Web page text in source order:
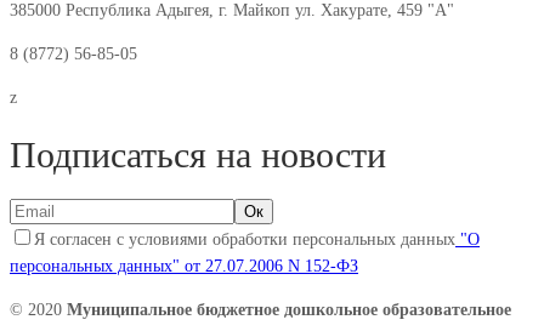
385000 Республика Адыгея, г. Майкоп ул. Хакурате, 459 "А"
8 (8772) 56-85-05
z
Подписаться на новости
Я согласен с условиями обработки персональных данных "О
персональных данных" от 27.07.2006 N 152-ФЗ
© 2020 Муниципальное бюджетное дошкольное образовательное